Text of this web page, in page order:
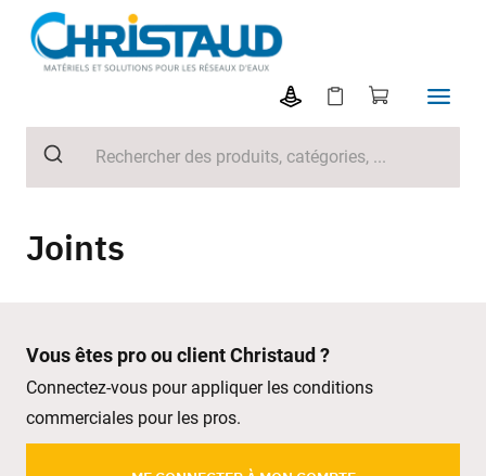
Joints
Vous êtes pro ou client Christaud ?
Connectez-vous pour appliquer les conditions
commerciales pour les pros.